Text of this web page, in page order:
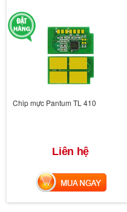
Chip mực Pantum TL 410
Liên hệ
MUA NGAY